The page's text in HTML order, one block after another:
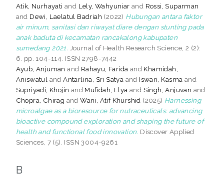
Atik, Nurhayati and Lely, Wahyuniar and Rossi, Suparman
and Dewi, Laelatul Badriah (2022) Hubungan antara faktor
air minum, sanitasi dan riwayat diare dengan stunting pada
anak baduta di kecamatan rancakalong kabupaten
sumedang 2021. Journal of Health Research Science, 2 (2):
6. pp. 104-114. ISSN 2798-7442
Ayub, Anjuman and Rahayu, Farida and Khamidah,
Aniswatul andAntarlina, Sri Satya and Iswari, Kasma and
Supriyadi, Khojin and Mufidah, Elya and Singh, Anjuvan and
Chopra, Chirag andWani, Atif Khurshid (2025) Harnessing
microalgae as a bioresource for nutraceuticals: advancing
bioactive compound exploration and shaping the future of
health and functional food innovation. Discover Applied
Sciences, 7 (5). ISSN 3004-9261
B